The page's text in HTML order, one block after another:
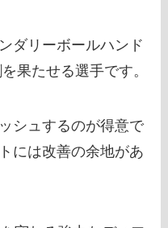
ダリーボールハンド
果たせる選手です。
シュするのが得意で
には改善の余地があ